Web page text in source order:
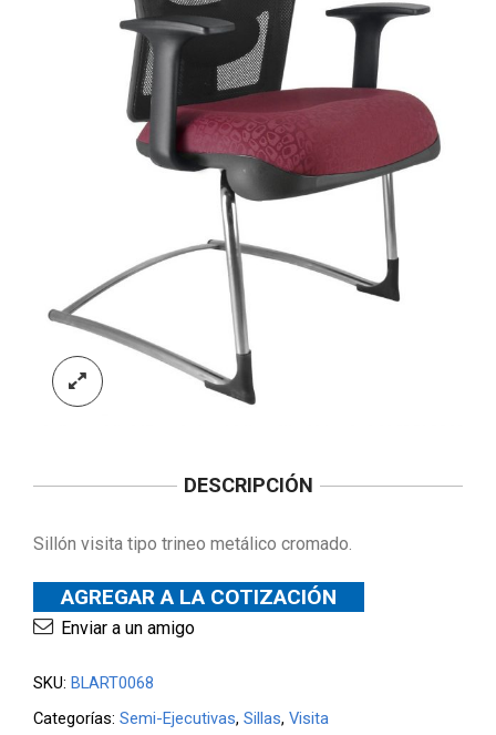
DESCRIPCIÓN
Sillón visita tipo trineo metálico cromado.
AGREGAR A LA COTIZACIÓN
Enviar a un amigo
SKU: BLART0068
Categorías: Semi-Ejecutivas, Sillas, Visita